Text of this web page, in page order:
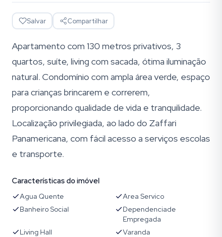
Salvar Compartilhar
Apartamento com 130 metros privativos, 3
quartos, suíte, living com sacada, ótima iluminação
natural. Condomínio com ampla área verde, espaço
para crianças brincarem e correrem,
proporcionando qualidade de vida e tranquilidade.
Localização privilegiada, ao lado do Zaffari
Panamericana, com fácil acesso a serviços escolas
e transporte.
Características do imóvel
Agua Quente
Area Servico
Banheiro Social
Dependenciade
Empregada
Living Hall
Varanda